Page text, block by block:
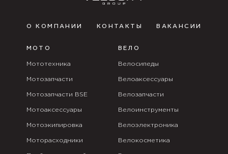
О КОМПАНИИ КОНТАКТЫ ВАКАНСИИ
МОТО
Мототехника
Мотозапчасти
Мотозапчасти BSE
Мотоаксессуары
Мотоэкипировка
Моторасходники
ВЕЛО
Велосипеды
Велоаксессуары
Велозапчасти
Велоинструменты
Велоэлектроника
Велокосметика